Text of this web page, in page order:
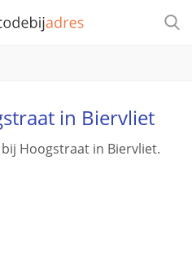
in Biervliet
Hoogstraat in Biervliet.